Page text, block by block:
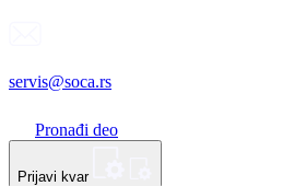
servis@soca.rs
Pronađi deo
Prijavi kvar